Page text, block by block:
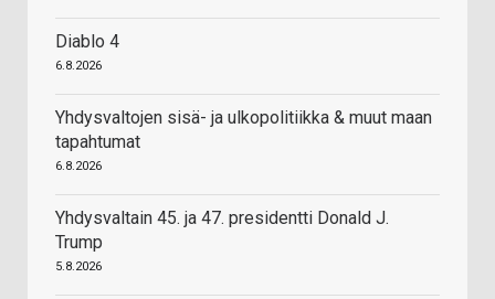
Diablo 4
6.8.2026
Yhdysvaltojen sisä- ja ulkopolitiikka & muut maan
tapahtumat
6.8.2026
Yhdysvaltain 45. ja 47. presidentti Donald J.
Trump
5.8.2026